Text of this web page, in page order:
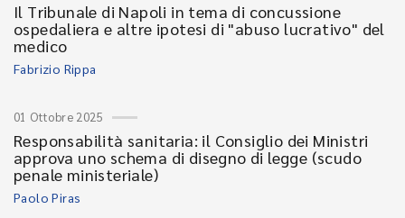
Il Tribunale di Napoli in tema di concussione
ospedaliera e altre ipotesi di "abuso lucrativo" del
medico
Fabrizio Rippa
01 Ottobre 2025
Responsabilità sanitaria: il Consiglio dei Ministri
approva uno schema di disegno di legge (scudo
penale ministeriale)
Paolo Piras